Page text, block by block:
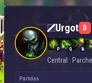
Urgot D
P Q W
Central ·
Partidas